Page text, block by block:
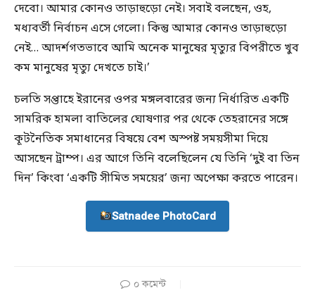
দেবো। আমার কোনও তাড়াহুড়ো নেই। সবাই বলছেন, ওহ,
মধ্যবর্তী নির্বাচন এসে গেলো। কিন্তু আমার কোনও তাড়াহুড়ো
নেই… আদর্শগতভাবে আমি অনেক মানুষের মৃত্যুর বিপরীতে খুব
কম মানুষের মৃত্যু দেখতে চাই।’
চলতি সপ্তাহে ইরানের ওপর মঙ্গলবারের জন্য নির্ধারিত একটি
সামরিক হামলা বাতিলের ঘোষণার পর থেকে তেহরানের সঙ্গে
কূটনৈতিক সমাধানের বিষয়ে বেশ অস্পষ্ট সময়সীমা দিয়ে
আসছেন ট্রাম্প। এর আগে তিনি বলেছিলেন যে তিনি ‘দুই বা তিন
দিন’ কিংবা ‘একটি সীমিত সময়ের’ জন্য অপেক্ষা করতে পারেন।
Satnadee PhotoCard
০ কমেন্ট